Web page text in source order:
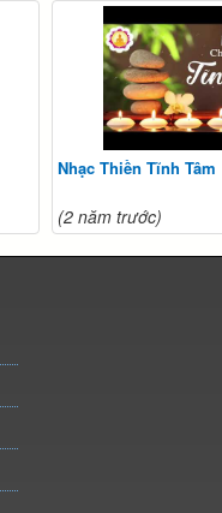
Nhạc Thiền Tĩnh Tâm
(2 năm trước)